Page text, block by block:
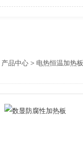
产品中心> 电热恒温加热板